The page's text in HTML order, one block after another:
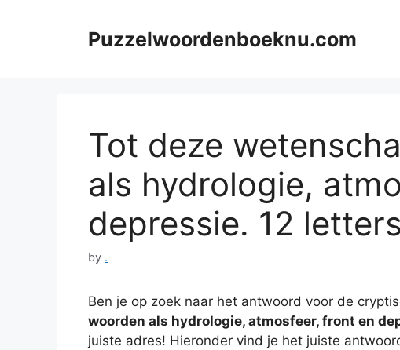
Puzzelwoordenboeknu.com
Tot deze
als hydrologie,
depressie. 12 letters
by .
Ben je op zoek naar het antwoord voor de
woorden als hydrologie, atmosfeer, front en
juiste adres! Hieronder vind je het juiste